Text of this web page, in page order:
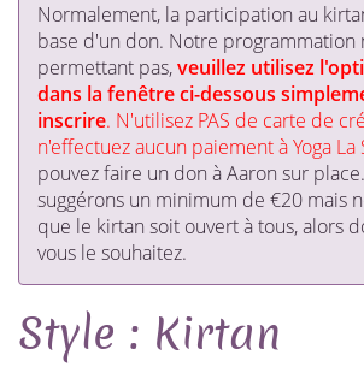
​Normalement, la participation au
base d'un don. Notre programmation
permettant pas,veuillez utilisez
dans la fenêtre ci-dessous
inscrire. N'utilisez PAS de carte de
n'effectuez aucun paiement à Yoga La
pouvez faire un don à Aaron sur
suggérons un minimum de €20 mais
que le kirtan soit ouvert à tous, alors
vous le souhaitez.
Style : Kirtan